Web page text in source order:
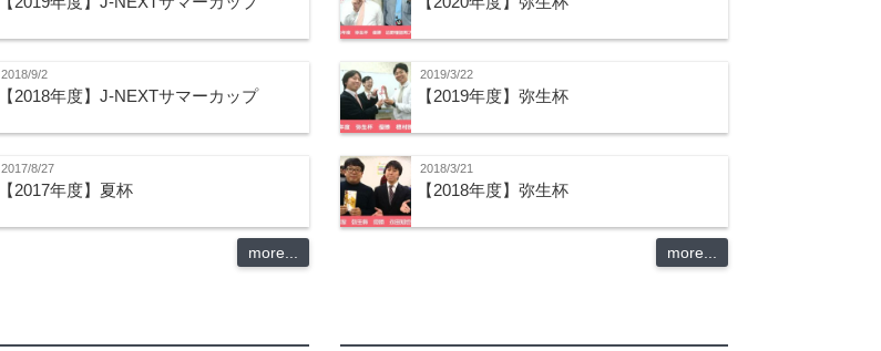
2018/9/2
【2018年度】J-NEXTサマーカップ
2017/8/27
【2017年度】夏杯
more...
2019/3/22
【2019年度】弥生杯
2018/3/21
【2018年度】弥生杯
more...